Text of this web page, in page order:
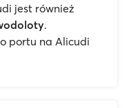
jest również
.
portu na Alicudi